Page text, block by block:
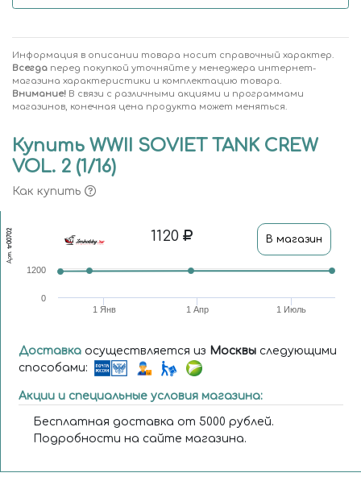
Информация в описании товара носит справочный характер.
Всегда перед покупкой уточняйте у менеджера интернет-
магазина характеристики и комплектацию товара.
Внимание! В связи с различными акциями и программами
магазинов, конечная цена продукта может меняться.
Купить WWII SOVIET TANK CREW
VOL. 2 (1/16)
Как купить
Арт.
tr00702 1120 В магазин
1 Янв 1 Июль
1 Апр
0
1200
Доставка осуществляется из Москвы следующими
способами:
Акции и специальные условия магазина:
Бесплатная доставка от 5000 рублей.
Подробности на сайте магазина.